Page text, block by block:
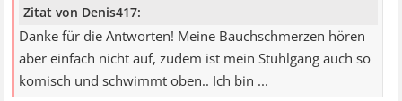
Zitat von Denis417:
Danke für die Antworten! Meine Bauchschmerzen hören
aber einfach nicht auf, zudem ist mein Stuhlgang auch so
komisch und schwimmt oben.. Ich bin ...